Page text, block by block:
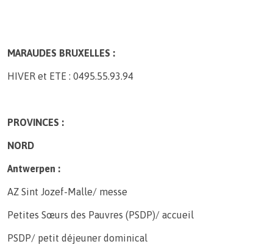
MARAUDES BRUXELLES :
HIVER et ETE : 0495.55.93.94
PROVINCES :
NORD
Antwerpen :
AZ Sint Jozef-Malle/ messe
Petites Sœurs des Pauvres (PSDP)/ accueil
PSDP/ petit déjeuner dominical